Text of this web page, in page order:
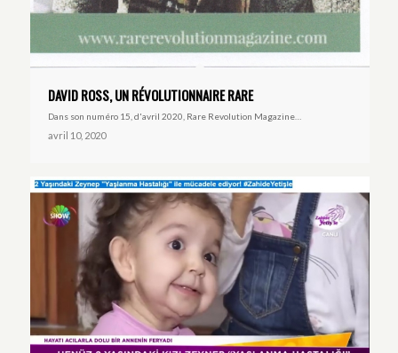
DAVID ROSS, UN RÉVOLUTIONNAIRE RARE
Dans son numéro 15, d'avril 2020, Rare Revolution Magazine…
avril 10, 2020